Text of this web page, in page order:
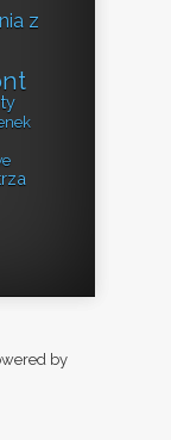
z
by